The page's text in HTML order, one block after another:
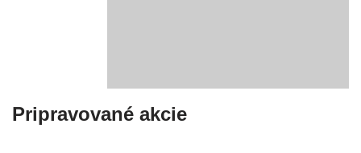
Pripravované akcie